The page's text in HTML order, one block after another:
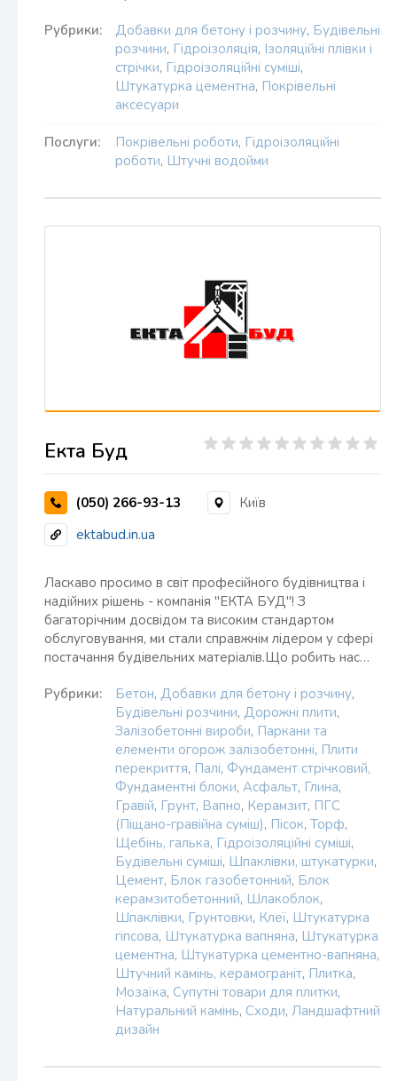
Рубрики: Добавки для бетону і розчину, Будівельні
розчини, Гідроізоляція, Ізоляційні плівки і
стрічки, Гідроізоляційні суміші,
Штукатурка цементна, Покрівельні
аксесуари
Послуги: Покрівельні роботи, Гідроізоляційні
роботи, Штучні водойми
Екта Буд
(050) 266-93-13
Київ
ektabud.in.ua
Ласкаво просимо в світ професійного будівництва і
надійних рішень - компанія "ЕКТА БУД"! З
багаторічним досвідом та високим стандартом
обслуговування, ми стали справжнім лідером у сфері
постачання будівельних матеріалів.Що робить нас…
Рубрики: Бетон, Добавки для бетону і розчину,
Будівельні розчини, Дорожні плити,
Залізобетонні вироби, Паркани та
елементи огорож залізобетонні, Плити
перекриття, Палі, Фундамент стрічковий,
Фундаментні блоки, Асфальт, Глина,
Гравій, Грунт, Вапно, Керамзит, ПГС
(Піщано-гравійна суміш), Пісок, Торф,
Щебінь, галька, Гідроізоляційні суміші,
Будівельні суміші, Шпаклівки, штукатурки,
Цемент, Блок газобетонний, Блок
керамзитобетонний, Шлакоблок,
Шпаклівки, Грунтовки, Клеї, Штукатурка
гіпсова, Штукатурка вапняна, Штукатурка
цементна, Штукатурка цементно-вапняна,
Штучний камінь, керамограніт, Плитка,
Мозаїка, Супутні товари для плитки,
Натуральний камінь, Сходи, Ландшафтний
дизайн